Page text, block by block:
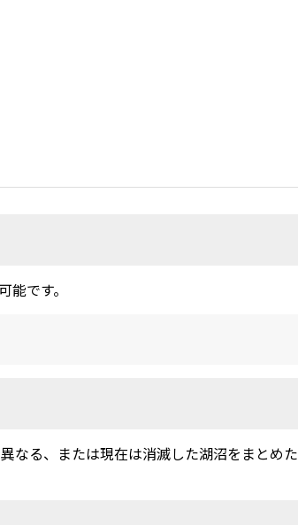
です。
なる、または現在は消滅した湖沼をまとめた